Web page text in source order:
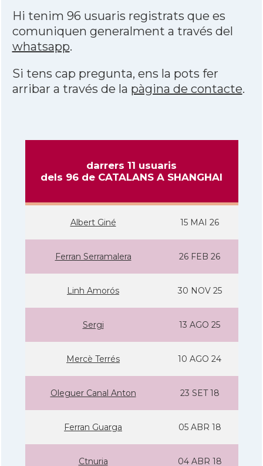
Hi tenim 96 usuaris registrats que es
comuniquen generalment a través del
whatsapp.
Si tens cap pregunta, ens la pots fer
arribar a través de la pàgina de contacte.
darrers 11 usuaris
dels 96 de CATALANS A SHANGHAI
Albert Giné 15 MAI 26
Ferran Serramalera 26 FEB 26
Linh Amorós 30 NOV 25
Sergi 13 AGO 25
Mercè Terrés 10 AGO 24
Oleguer Canal Anton 23 SET 18
Ferran Guarga 05 ABR 18
Ctnuria 04 ABR 18